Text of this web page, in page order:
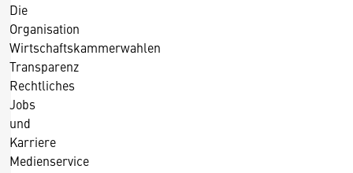
s
m
e
l
d
u
n
g
Die
Organisation
Wirtschaftskammerwahlen
Transparenz
Rechtliches
Jobs
und
Karriere
Medienservice